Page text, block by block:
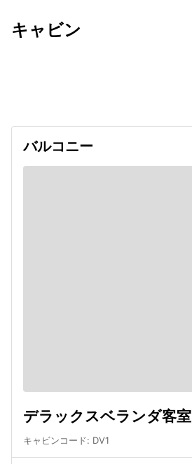
キャビン
バルコニー
デラックスベランダ客室
キャビンコード: DV1